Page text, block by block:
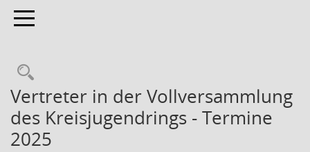
Toggle navigation
Rechercheauswahl
Vertreter in der Vollversammlung
des Kreisjugendrings - Termine
2025